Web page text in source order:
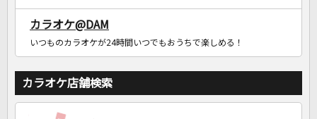
カラオケ@DAM
いつものカラオケが24時間いつでもおうちで楽しめる！
カラオケ店舗検索